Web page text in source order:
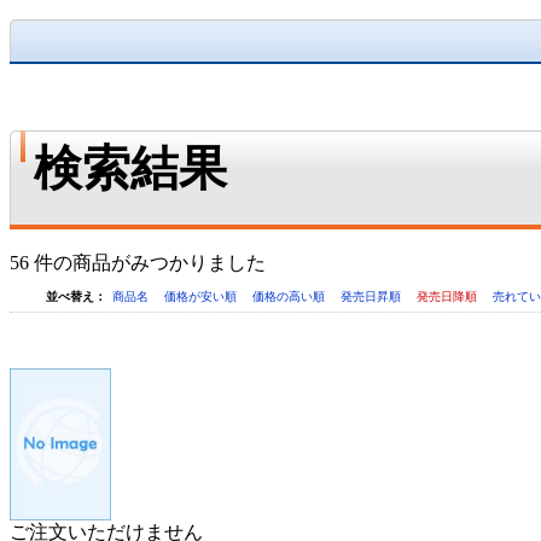
検索結果
56 件の商品がみつかりました
並べ替え： 商品名 価格が安い順 価格の高い順 発売日昇順 発売日降順 売れて
ご注文いただけません